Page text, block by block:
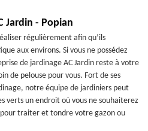
Jardin - Popian
régulièrement afin qu’ils
aux environs. Si vous ne possédez
de jardinage AC Jardin reste à votre
de pelouse pour vous. Fort de ses
notre équipe de jardiniers peut
verts un endroit où vous ne souhaiterez
traiter et tondre votre gazon ou